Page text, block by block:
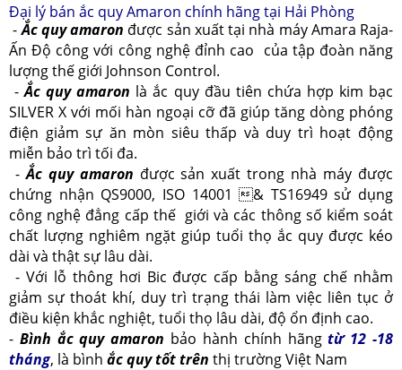
Đại lý bán ắc quy Amaron chính hãng tại Hải Phòng
-Ắc quy amaron được sản xuất tại nhà máy Amara Raja-
Ấn Độ công với công nghệ đỉnh cao của tập đoàn năng
lượng thế giới Johnson Control.
-Ắc quy amaron là ắc quy đầu tiên chứa hợp kim bạc
SILVER X với mối hàn ngoại cỡ đã giúp tăng dòng phóng
điện giảm sự ăn mòn siêu thấp và duy trì hoạt động
miễn bảo trì tối đa.
-Ắc quy amaron được sản xuất trong nhà máy được
chứng nhận QS9000, ISO 14001 & TS16949 sử dụng
công nghệ đẳng cấp thế giới và các thông số kiểm soát
chất lượng nghiêm ngặt giúp tuổi thọ ắc quy được kéo
dài và thật sự lâu dài.
- Với lỗ thông hơi Bic được cấp bằng sáng chế nhằm
giảm sự thoát khí, duy trì trạng thái làm việc liên tục ở
điều kiện khắc nghiệt, tuổi thọ lâu dài, độ ổn định cao.
- Bình ắc quy amaron bảo hành chính hãngtừ 12 -18
tháng, là bình ắc quy tốt trên thị trường Việt Nam